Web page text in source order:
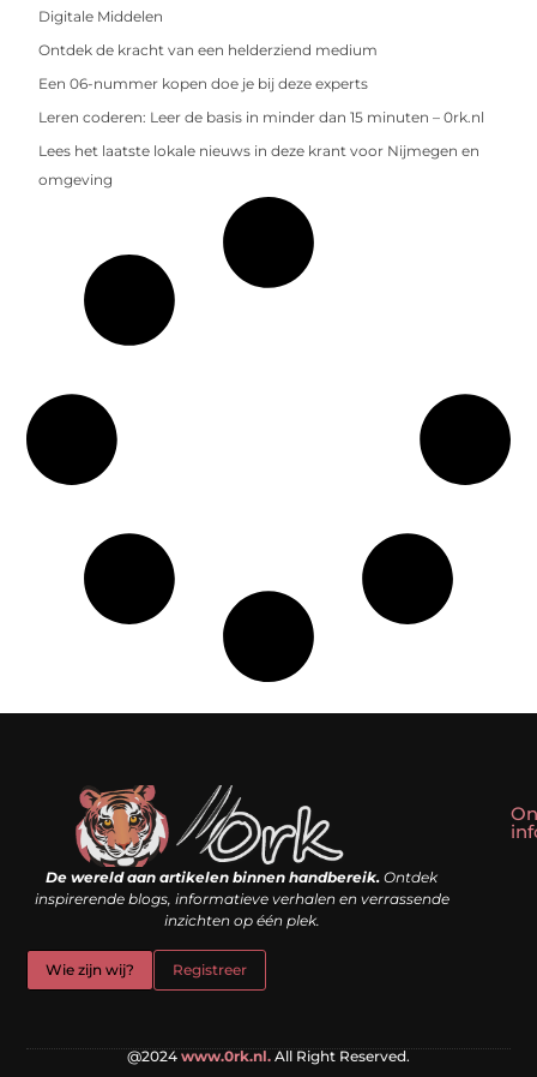
Digitale Middelen
Ontdek de kracht van een helderziend medium
Een 06-nummer kopen doe je bij deze experts
Leren coderen: Leer de basis in minder dan 15 minuten – 0rk.nl
Lees het laatste lokale nieuws in deze krant voor Nijmegen en
omgeving
De wereld aan artikelen binnen handbereik. Ontdek
inspirerende blogs, informatieve verhalen en verrassende
inzichten op één plek.
Wie zijn wij? Registreer
@2024 www.0rk.nl. All Right Reserved.